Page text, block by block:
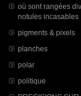
où sont rangées
notules incasables
pigments & pixels
planches
polar
politique